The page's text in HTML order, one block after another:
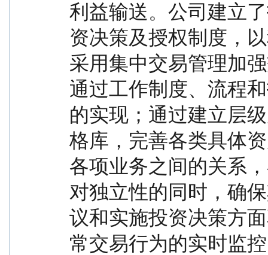
利益输送。公司建立
资决策及授权制度，
采用集中交易管理加
通过工作制度、流程
的实现；通过建立层
格库，完善各类具体
各项业务之间的关系
对独立性的同时，确
议和实施投资决策方
常交易行为的实时监